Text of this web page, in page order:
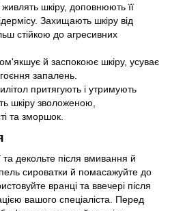
шкіру, доповнюють її
Захищають шкіру від
стійкою до агресивних
й заспокоює шкіру, усуває
запалень.
притягують і утримують
шкіру зволоженою,
та зморшок.
декольте після вмивання й
сироватки й помасажуйте до
вранці та ввечері після
вашого спеціаліста. Перед